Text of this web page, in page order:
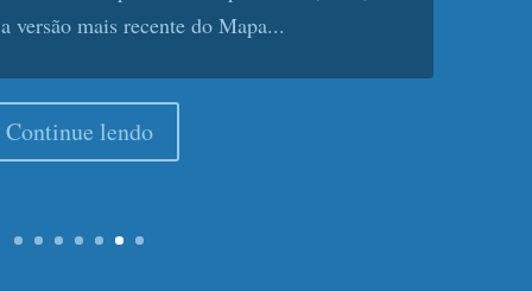
aguardada Linha...
Continue lendo